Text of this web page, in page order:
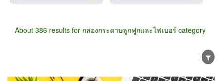
About 386 results for กล่องกระดาษลูกฟูกและไฟเบอร์ category